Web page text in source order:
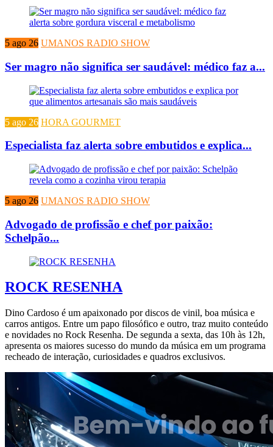
5 ago 26 UMANOS RADIO SHOW
Ser magro não significa ser saudável: médico faz a...
5 ago 26 HORA GOURMET
Especialista faz alerta sobre embutidos e explica...
5 ago 26 UMANOS RADIO SHOW
Advogado de profissão e chef por paixão:
Schelpão...
ROCK RESENHA
Dino Cardoso é um apaixonado por discos de vinil, boa música e
carros antigos. Entre um papo filosófico e outro, traz muito conteúdo
e novidades no Rock Resenha. De segunda a sexta, das 10h às 12h,
apresenta os maiores sucesso do mundo da música em um programa
recheado de interação, curiosidades e quadros exclusivos.